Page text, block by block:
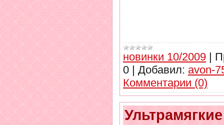
новинки 10/2009 |
0 | Добавил: avon-
Комментарии (0)